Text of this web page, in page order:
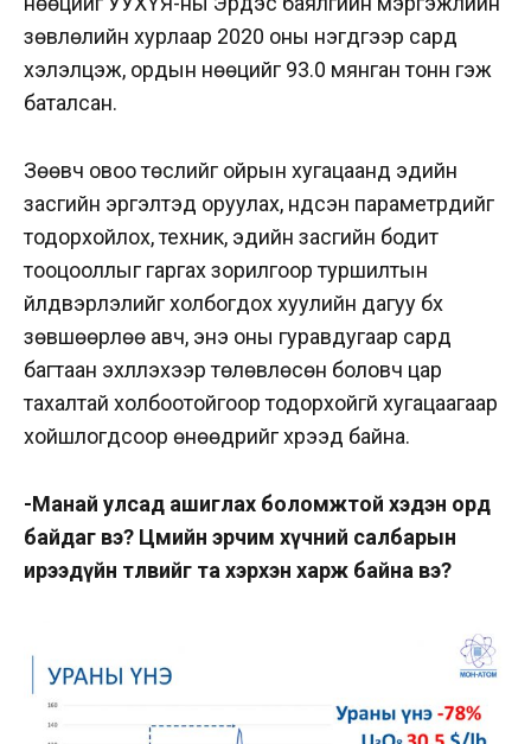
зөвлөлийн хурлаар 2020 оны нэгдүгээр сард
хэлэлцэж, ордын нөөцийг 93.0 мянган тонн гэж
баталсан.
Зөөвч овоо төслийг ойрын хугацаанд эдийн
засгийн эргэлтэд оруулах, үндсэн параметрүүдийг
тодорхойлох, техник, эдийн засгийн бодит
тооцооллыг гаргах зорилгоор туршилтын
үйлдвэрлэлийг холбогдох хуулийн дагуу бүх
зөвшөөрлөө авч, энэ оны гуравдугаар сард
багтаан эхлүүлэхээр төлөвлөсөн боловч цар
тахалтай холбоотойгоор тодорхойгүй хугацаагаар
хойшлогдсоор өнөөдрийг хүрээд байна.
-Манай улсад ашиглах боломжтой хэдэн орд
байдаг вэ? Цөмийн эрчим хүчний салбарын
ирээдүйн төлвийг та хэрхэн харж байна вэ?